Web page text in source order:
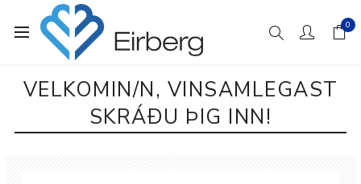
0
VELKOMIN/N, VINSAMLEGAST
SKRÁÐU ÞIG INN!